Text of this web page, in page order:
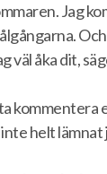
Jag
väl åka dit,
kommentera
helt